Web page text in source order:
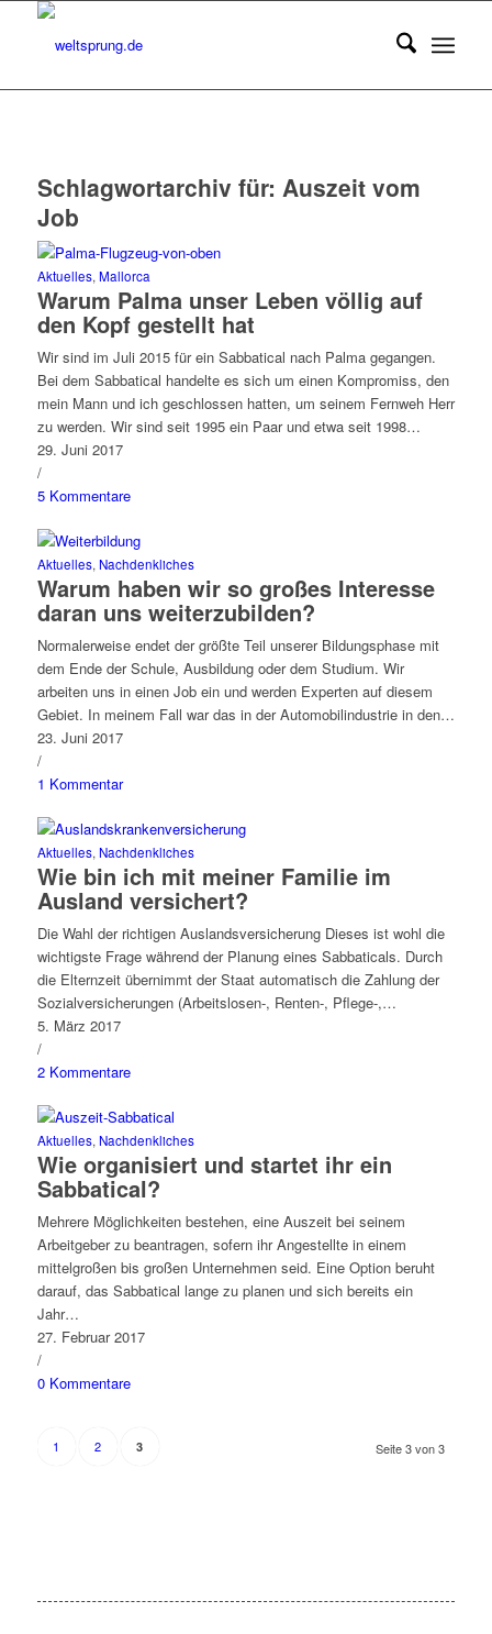
Schlagwortarchiv für: Auszeit vom
Job
Aktuelles, Mallorca
Warum Palma unser Leben völlig auf
den Kopf gestellt hat
Wir sind im Juli 2015 für ein Sabbatical nach Palma gegangen.
Bei dem Sabbatical handelte es sich um einen Kompromiss, den
mein Mann und ich geschlossen hatten, um seinem Fernweh Herr
zu werden. Wir sind seit 1995 ein Paar und etwa seit 1998…
29. Juni 2017
/
5 Kommentare
Aktuelles, Nachdenkliches
Warum haben wir so großes Interesse
daran uns weiterzubilden?
Normalerweise endet der größte Teil unserer Bildungsphase mit
dem Ende der Schule, Ausbildung oder dem Studium. Wir
arbeiten uns in einen Job ein und werden Experten auf diesem
Gebiet. In meinem Fall war das in der Automobilindustrie in den…
23. Juni 2017
/
1 Kommentar
Aktuelles, Nachdenkliches
Wie bin ich mit meiner Familie im
Ausland versichert?
Die Wahl der richtigen Auslandsversicherung Dieses ist wohl die
wichtigste Frage während der Planung eines Sabbaticals. Durch
die Elternzeit übernimmt der Staat automatisch die Zahlung der
Sozialversicherungen (Arbeitslosen-, Renten-, Pflege-,…
5. März 2017
/
2 Kommentare
Aktuelles, Nachdenkliches
Wie organisiert und startet ihr ein
Sabbatical?
Mehrere Möglichkeiten bestehen, eine Auszeit bei seinem
Arbeitgeber zu beantragen, sofern ihr Angestellte in einem
mittelgroßen bis großen Unternehmen seid. Eine Option beruht
darauf, das Sabbatical lange zu planen und sich bereits ein
Jahr…
27. Februar 2017
/
0 Kommentare
Seite 3 von 3
1 2 3